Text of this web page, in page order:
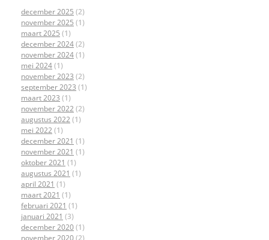
december 2025 (2)
november 2025 (1)
maart 2025 (1)
december 2024(2)
november 2024(1)
mei 2024(1)
november 2023 (2)
september 2023 (1)
maart 2023 (1)
november 2022 (2)
augustus 2022 (1)
mei 2022 (1)
december 2021 (1)
november 2021 (1)
oktober 2021 (1)
augustus 2021 (1)
april 2021 (1)
maart 2021 (1)
februari 2021 (1)
januari 2021 (3)
december 2020(1)
november 2020(2)